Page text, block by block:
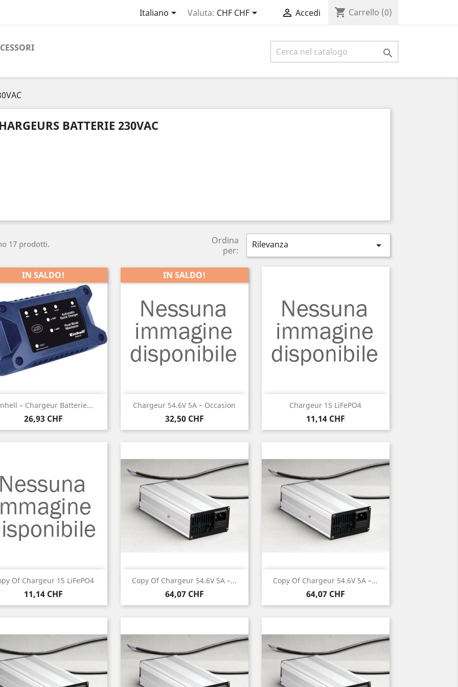
Italiano Valuta: CHF CHF  Accedi shopping_cart Carrello (0)

BATTERIE 230VAC
17 prodotti.
Ordina
per:
Rilevanza 
– Chargeur Batterie...
Prezzo
26,93 CHF
IN SALDO!
Anteprima Chargeur 54.6V 5A – Occasion
Prezzo
32,50 CHF
IN SALDO!
Anteprima Chargeur 1S LiFePO4
Prezzo
11,14 CHF
Anteprima
Of Chargeur 1S LiFePO4
Prezzo
11,14 CHF
Anteprima Copy Of Chargeur 54.6V 5A –...
Prezzo
64,07 CHF
Anteprima Copy Of Chargeur 54.6V 5A –...
Prezzo
64,07 CHF
Anteprima